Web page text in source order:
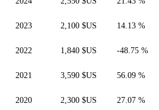
2023 2,100 $US 14.13 %
2022 1,840 $US -48.75 %
2021 3,590 $US 56.09 %
2020 2,300 $US 27.07 %